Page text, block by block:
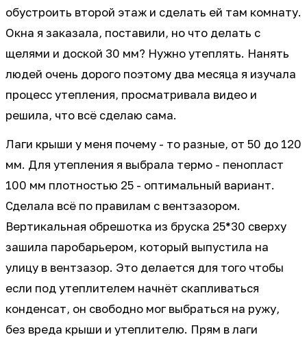
обустроить второй этаж и сделать ей там комнату.
Окна я заказала, поставили, но что делать с
щелями и доской 30 мм? Нужно утеплять. Нанять
людей очень дорого поэтому два месяца я изучала
процесс утепления, просматривала видео и
решила, что всё сделаю сама.
Лаги крыши у меня почему - то разные, от 50 до 120
мм. Для утепления я выбрала термо - пенопласт
100 мм плотностью 25 - оптимальный вариант.
Сделала всё по правилам с вентзазором.
Вертикальная обрешотка из бруска 25*30 сверху
зашила паробарьером, который выпустила на
улицу в вентзазор. Это делается для того чтобы
если под утеплителем начнёт скапливаться
конденсат, он свободно мог выбраться на ружу,
без вреда крыши и утеплителю. Прям в лаги